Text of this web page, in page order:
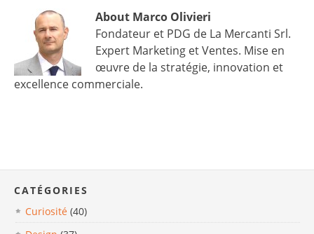
About Marco Olivieri
Fondateur et PDG de La Mercanti Srl.
Expert Marketing et Ventes. Mise en
œuvre de la stratégie, innovation et
excellence commerciale.
CATÉGORIES
Curiosité (40)